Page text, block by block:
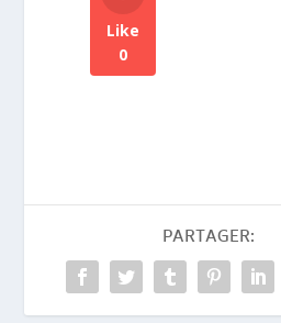
Like
0
PARTAGER: